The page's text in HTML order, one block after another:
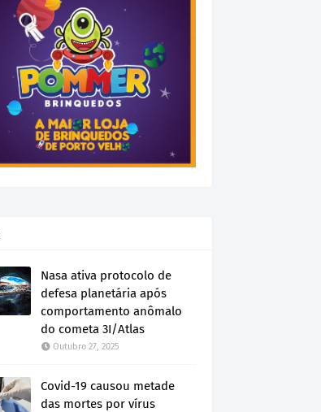
Nasa ativa protocolo de
defesa planetária após
comportamento anômalo
do cometa 3I/Atlas
Outubro 27, 2025
Covid-19 causou metade
das mortes por vírus